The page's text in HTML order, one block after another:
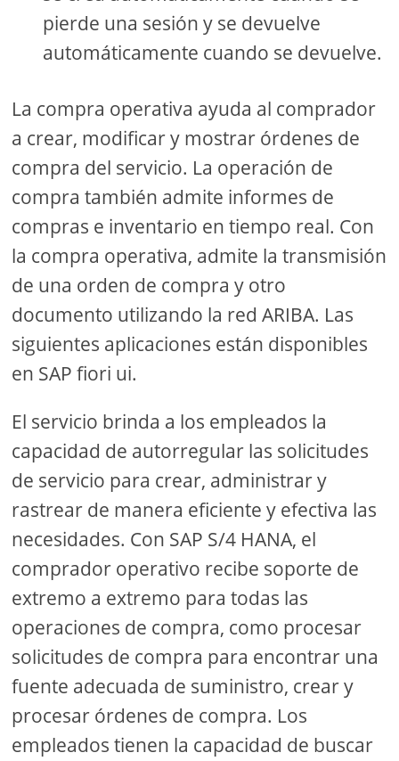
pierde una sesión y se devuelve
automáticamente cuando se devuelve.
La compra operativa ayuda al comprador
a crear, modificar y mostrar órdenes de
compra del servicio. La operación de
compra también admite informes de
compras e inventario en tiempo real. Con
la compra operativa, admite la transmisión
de una orden de compra y otro
documento utilizando la red ARIBA. Las
siguientes aplicaciones están disponibles
en SAP fiori ui.
El servicio brinda a los empleados la
capacidad de autorregular las solicitudes
de servicio para crear, administrar y
rastrear de manera eficiente y efectiva las
necesidades. Con SAP S/4 HANA, el
comprador operativo recibe soporte de
extremo a extremo para todas las
operaciones de compra, como procesar
solicitudes de compra para encontrar una
fuente adecuada de suministro, crear y
procesar órdenes de compra. Los
empleados tienen la capacidad de buscar